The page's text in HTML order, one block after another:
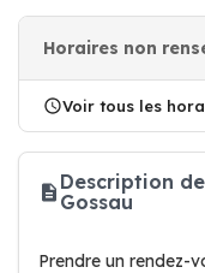
Horaires non
Voir tous les
Description
Gossau
Prendre un rendez-